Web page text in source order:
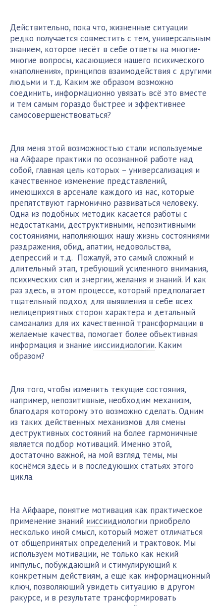
Действительно, пока что, жизненные ситуации
редко получается совместить с тем, универсальным
знанием, которое несёт в себе ответы на многие-
многие вопросы, касающиеся нашего психического
«наполнения», принципов взаимодействия с другими
людьми и т.д. Каким же образом возможно
соединить, информационно увязать всё это вместе
и тем самым гораздо быстрее и эффективнее
самосовершенствоваться?
Для меня этой возможностью стали используемые
на Айфааре практики по осознанной работе над
собой, главная цель которых – универсализация и
качественное изменение представлений,
имеющихся в арсенале каждого из нас, которые
препятствуют гармонично развиваться человеку.
Одна из подобных методик касается работы с
недостатками, деструктивными, непозитивными
состояниями, наполняющих нашу жизнь состояниями
раздражения, обид, апатии, недовольства,
депрессий и т.д. Пожалуй, это самый сложный и
длительный этап, требующий усиленного внимания,
психических сил и энергии, желания и знаний. И как
раз здесь, в этом процессе, который предполагает
тщательный подход для выявления в себе всех
нелицеприятных сторон характера и детальный
самоанализ для их качественной трансформации в
желаемые качества, помогает более объективная
информация и знание ииссиидиологии. Каким
образом?
Для того, чтобы изменить текущие состояния,
например, непозитивные, необходим механизм,
благодаря которому это возможно сделать. Одним
из таких действенных механизмов для смены
деструктивных состояний на более гармоничные
является подбор мотиваций. Именно этой,
достаточно важной, на мой взгляд темы, мы
коснёмся здесь и в последующих статьях этого
цикла.
На Айфааре, понятие мотивация как практическое
применение знаний ииссиидиологии приобрело
несколько иной смысл, который может отличаться
от общепринятых определений и трактовок. Мы
используем мотивации, не только как некий
импульс, побуждающий и стимулирующий к
конкретным действиям, а ещё как информационный
ключ, позволяющий увидеть ситуацию в другом
ракурсе, и в результате трансформировать